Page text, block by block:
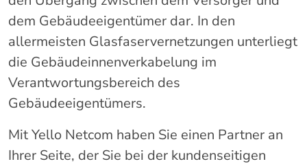
dem Gebäudeeigentümer dar. In den
allermeisten Glasfaservernetzungen unterliegt
die Gebäudeinnenverkabelung im
Verantwortungsbereich des
Gebäudeeigentümers.
Mit Yello Netcom haben Sie einen Partner an
Ihrer Seite, der Sie bei der kundenseitigen